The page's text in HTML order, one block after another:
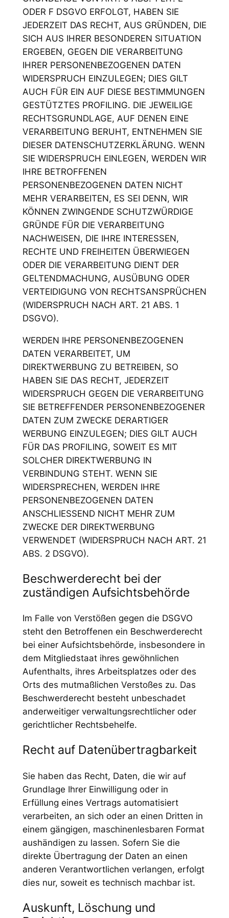
ODER F DSGVO ERFOLGT, HABEN SIE
JEDERZEIT DAS RECHT, AUS GRÜNDEN, DIE
SICH AUS IHRER BESONDEREN SITUATION
ERGEBEN, GEGEN DIE VERARBEITUNG
IHRER PERSONENBEZOGENEN DATEN
WIDERSPRUCH EINZULEGEN; DIES GILT
AUCH FÜR EIN AUF DIESE BESTIMMUNGEN
GESTÜTZTES PROFILING. DIE JEWEILIGE
RECHTSGRUNDLAGE, AUF DENEN EINE
VERARBEITUNG BERUHT, ENTNEHMEN SIE
DIESER DATENSCHUTZERKLÄRUNG. WENN
SIE WIDERSPRUCH EINLEGEN, WERDEN WIR
IHRE BETROFFENEN
PERSONENBEZOGENEN DATEN NICHT
MEHR VERARBEITEN, ES SEI DENN, WIR
KÖNNEN ZWINGENDE SCHUTZWÜRDIGE
GRÜNDE FÜR DIE VERARBEITUNG
NACHWEISEN, DIE IHRE INTERESSEN,
RECHTE UND FREIHEITEN ÜBERWIEGEN
ODER DIE VERARBEITUNG DIENT DER
GELTENDMACHUNG, AUSÜBUNG ODER
VERTEIDIGUNG VON RECHTSANSPRÜCHEN
(WIDERSPRUCH NACH ART. 21 ABS. 1
DSGVO).
WERDEN IHRE PERSONENBEZOGENEN
DATEN VERARBEITET, UM
DIREKTWERBUNG ZU BETREIBEN, SO
HABEN SIE DAS RECHT, JEDERZEIT
WIDERSPRUCH GEGEN DIE VERARBEITUNG
SIE BETREFFENDER PERSONENBEZOGENER
DATEN ZUM ZWECKE DERARTIGER
WERBUNG EINZULEGEN; DIES GILT AUCH
FÜR DAS PROFILING, SOWEIT ES MIT
SOLCHER DIREKTWERBUNG IN
VERBINDUNG STEHT. WENN SIE
WIDERSPRECHEN, WERDEN IHRE
PERSONENBEZOGENEN DATEN
ANSCHLIESSEND NICHT MEHR ZUM
ZWECKE DER DIREKTWERBUNG
VERWENDET (WIDERSPRUCH NACH ART. 21
ABS. 2 DSGVO).
Beschwerde­recht bei der
zuständigen Aufsichts­behörde
Im Falle von Verstößen gegen die DSGVO
steht den Betroffenen ein Beschwerderecht
bei einer Aufsichtsbehörde, insbesondere in
dem Mitgliedstaat ihres gewöhnlichen
Aufenthalts, ihres Arbeitsplatzes oder des
Orts des mutmaßlichen Verstoßes zu. Das
Beschwerderecht besteht unbeschadet
anderweitiger verwaltungsrechtlicher oder
gerichtlicher Rechtsbehelfe.
Recht auf Daten­übertrag­barkeit
Sie haben das Recht, Daten, die wir auf
Grundlage Ihrer Einwilligung oder in
Erfüllung eines Vertrags automatisiert
verarbeiten, an sich oder an einen Dritten in
einem gängigen, maschinenlesbaren Format
aushändigen zu lassen. Sofern Sie die
direkte Übertragung der Daten an einen
anderen Verantwortlichen verlangen, erfolgt
dies nur, soweit es technisch machbar ist.
Auskunft, Löschung und